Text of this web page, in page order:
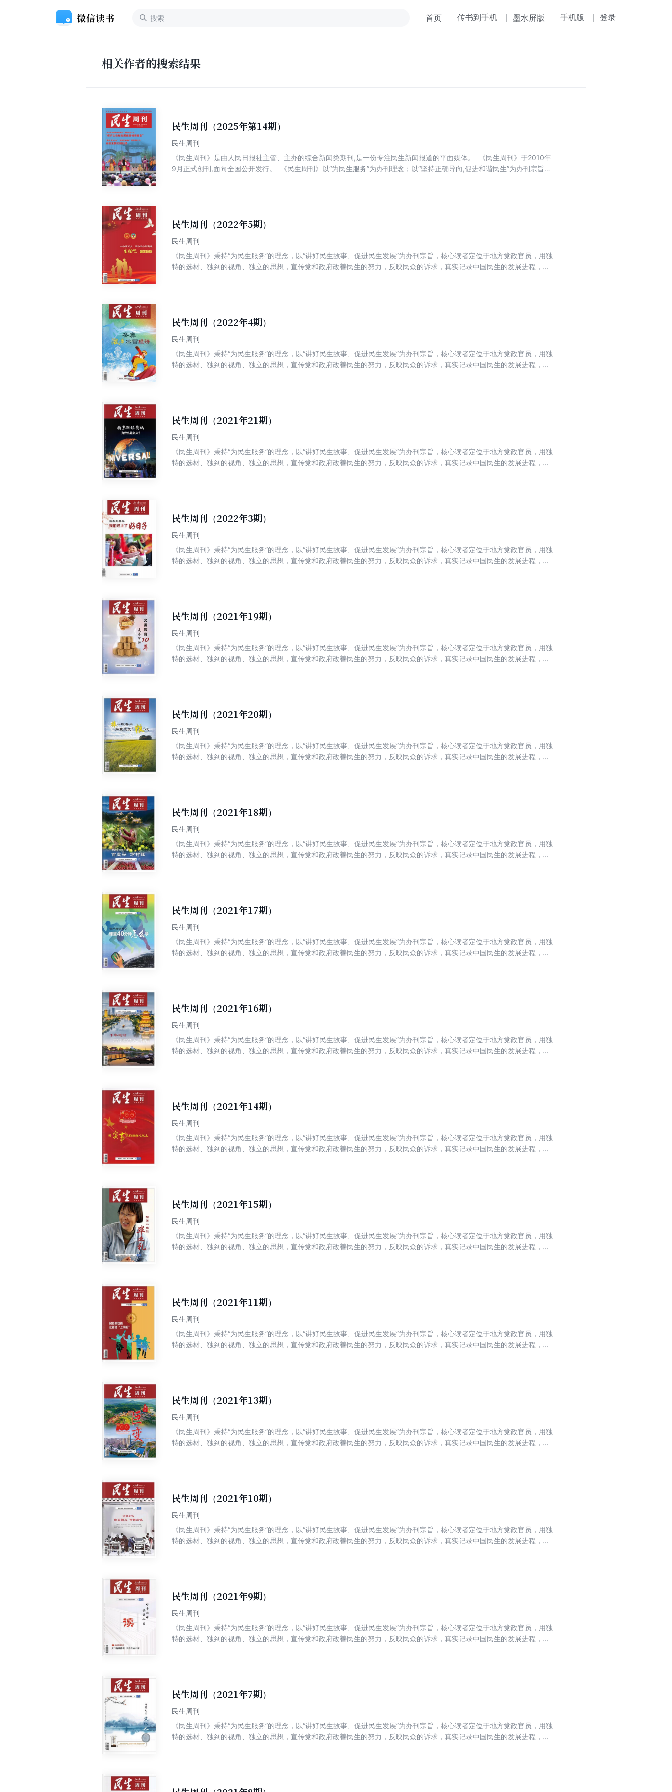
首页 传书到手机 墨水屏版 手机版 登录
相关作者的搜索结果
民生周刊（2025年第14期）
民生周刊
《民生周刊》是由人民日报社主管、主办的综合新闻类期刊,是一份专注民生新闻报道的平面媒体。 《民生周刊》于2010年
9月正式创刊,面向全国公开发行。 《民生周刊》以“为民生服务”为办刊理念；以“坚持正确导向,促进和谐民生”为办刊宗旨；
容上,《民生周刊》既宣传党和政府改善民生的政策,又对民生政策进行深度解读；既客观反映民众的心声,又进行正面的引
民生周刊（2022年5期）
民生周刊
《民生周刊》秉持“为民生服务”的理念，以“讲好民生故事、促进民生发展”为办刊宗旨，核心读者定位于地方党政官员，用独
特的选材、独到的视角、独立的思想，宣传党和政府改善民生的努力，反映民众的诉求，真实记录中国民生的发展进程，力
民生周刊（2022年4期）
民生周刊
《民生周刊》秉持“为民生服务”的理念，以“讲好民生故事、促进民生发展”为办刊宗旨，核心读者定位于地方党政官员，用独
特的选材、独到的视角、独立的思想，宣传党和政府改善民生的努力，反映民众的诉求，真实记录中国民生的发展进程，力
民生周刊（2021年21期）
民生周刊
《民生周刊》秉持“为民生服务”的理念，以“讲好民生故事、促进民生发展”为办刊宗旨，核心读者定位于地方党政官员，用独
特的选材、独到的视角、独立的思想，宣传党和政府改善民生的努力，反映民众的诉求，真实记录中国民生的发展进程，力
民生周刊（2022年3期）
民生周刊
《民生周刊》秉持“为民生服务”的理念，以“讲好民生故事、促进民生发展”为办刊宗旨，核心读者定位于地方党政官员，用独
特的选材、独到的视角、独立的思想，宣传党和政府改善民生的努力，反映民众的诉求，真实记录中国民生的发展进程，力
民生周刊（2021年19期）
民生周刊
《民生周刊》秉持“为民生服务”的理念，以“讲好民生故事、促进民生发展”为办刊宗旨，核心读者定位于地方党政官员，用独
特的选材、独到的视角、独立的思想，宣传党和政府改善民生的努力，反映民众的诉求，真实记录中国民生的发展进程，力
民生周刊（2021年20期）
民生周刊
《民生周刊》秉持“为民生服务”的理念，以“讲好民生故事、促进民生发展”为办刊宗旨，核心读者定位于地方党政官员，用独
特的选材、独到的视角、独立的思想，宣传党和政府改善民生的努力，反映民众的诉求，真实记录中国民生的发展进程，力
民生周刊（2021年18期）
民生周刊
《民生周刊》秉持“为民生服务”的理念，以“讲好民生故事、促进民生发展”为办刊宗旨，核心读者定位于地方党政官员，用独
特的选材、独到的视角、独立的思想，宣传党和政府改善民生的努力，反映民众的诉求，真实记录中国民生的发展进程，力
民生周刊（2021年17期）
民生周刊
《民生周刊》秉持“为民生服务”的理念，以“讲好民生故事、促进民生发展”为办刊宗旨，核心读者定位于地方党政官员，用独
特的选材、独到的视角、独立的思想，宣传党和政府改善民生的努力，反映民众的诉求，真实记录中国民生的发展进程，力
民生周刊（2021年16期）
民生周刊
《民生周刊》秉持“为民生服务”的理念，以“讲好民生故事、促进民生发展”为办刊宗旨，核心读者定位于地方党政官员，用独
特的选材、独到的视角、独立的思想，宣传党和政府改善民生的努力，反映民众的诉求，真实记录中国民生的发展进程，力
民生周刊（2021年14期）
民生周刊
《民生周刊》秉持“为民生服务”的理念，以“讲好民生故事、促进民生发展”为办刊宗旨，核心读者定位于地方党政官员，用独
特的选材、独到的视角、独立的思想，宣传党和政府改善民生的努力，反映民众的诉求，真实记录中国民生的发展进程，力
民生周刊（2021年15期）
民生周刊
《民生周刊》秉持“为民生服务”的理念，以“讲好民生故事、促进民生发展”为办刊宗旨，核心读者定位于地方党政官员，用独
特的选材、独到的视角、独立的思想，宣传党和政府改善民生的努力，反映民众的诉求，真实记录中国民生的发展进程，力
民生周刊（2021年11期）
民生周刊
《民生周刊》秉持“为民生服务”的理念，以“讲好民生故事、促进民生发展”为办刊宗旨，核心读者定位于地方党政官员，用独
特的选材、独到的视角、独立的思想，宣传党和政府改善民生的努力，反映民众的诉求，真实记录中国民生的发展进程，力
民生周刊（2021年13期）
民生周刊
《民生周刊》秉持“为民生服务”的理念，以“讲好民生故事、促进民生发展”为办刊宗旨，核心读者定位于地方党政官员，用独
特的选材、独到的视角、独立的思想，宣传党和政府改善民生的努力，反映民众的诉求，真实记录中国民生的发展进程，力
民生周刊（2021年10期）
民生周刊
《民生周刊》秉持“为民生服务”的理念，以“讲好民生故事、促进民生发展”为办刊宗旨，核心读者定位于地方党政官员，用独
特的选材、独到的视角、独立的思想，宣传党和政府改善民生的努力，反映民众的诉求，真实记录中国民生的发展进程，力
民生周刊（2021年9期）
民生周刊
《民生周刊》秉持“为民生服务”的理念，以“讲好民生故事、促进民生发展”为办刊宗旨，核心读者定位于地方党政官员，用独
特的选材、独到的视角、独立的思想，宣传党和政府改善民生的努力，反映民众的诉求，真实记录中国民生的发展进程，力
民生周刊（2021年7期）
民生周刊
《民生周刊》秉持“为民生服务”的理念，以“讲好民生故事、促进民生发展”为办刊宗旨，核心读者定位于地方党政官员，用独
特的选材、独到的视角、独立的思想，宣传党和政府改善民生的努力，反映民众的诉求，真实记录中国民生的发展进程，力